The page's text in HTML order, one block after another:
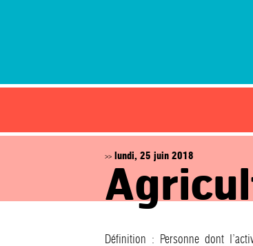
>> lundi, 25 juin 2018
Définition : Personne dont